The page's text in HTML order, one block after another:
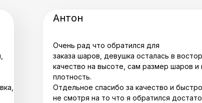
Очень рад что обратился для
заказа шаров, девушка осталась в
качество на высоте, сам размер шаров и
плотность.
Отдельное спасибо за качество и
не смотря на то что я обратился
Антон